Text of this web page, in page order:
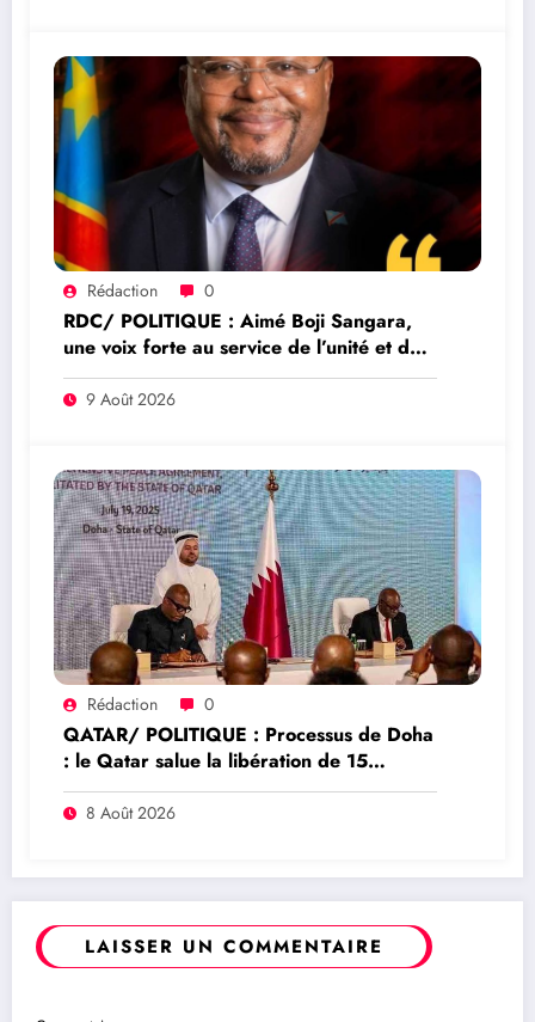
Rédaction 0
RDC/ POLITIQUE : Aimé Boji Sangara,
une voix forte au service de l’unité et de
la République
9 Août 2026
Rédaction 0
QATAR/ POLITIQUE : Processus de Doha
: le Qatar salue la libération de 15
détenus et leur transfert à l’AFC/M23
8 Août 2026
LAISSER UN COMMENTAIRE